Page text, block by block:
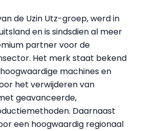
de Uzin Utz-groep, werd in
en is sindsdien al meer
partner voor de
Het merk staat bekend
machines en
het verwijderen van
geavanceerde,
Daarnaast
een hoogwaardig regionaal